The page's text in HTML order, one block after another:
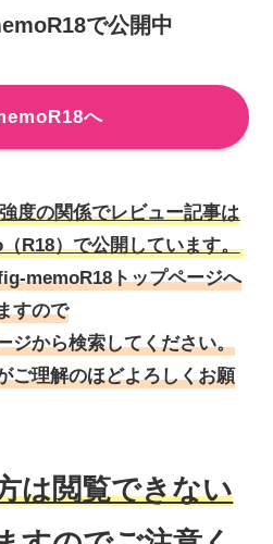
で公開中
へ
度の関係でレビュー記事は
R18）で公開しています。
memoR18トップページへ
すので
ジから検索してください。
ご理解のほどよろしくお願
は閲覧できない